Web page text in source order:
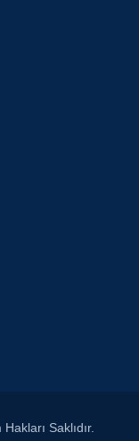
Saklıdır.